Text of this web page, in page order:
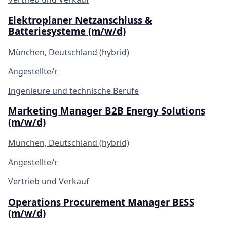
Elektroplaner Netzanschluss &
Batteriesysteme (m/w/d)
München, Deutschland (hybrid)
Angestellte/r
Ingenieure und technische Berufe
Marketing Manager B2B Energy Solutions
(m/w/d)
München, Deutschland (hybrid)
Angestellte/r
Vertrieb und Verkauf
Operations Procurement Manager BESS
(m/w/d)